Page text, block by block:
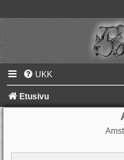
UKK
Etusivu